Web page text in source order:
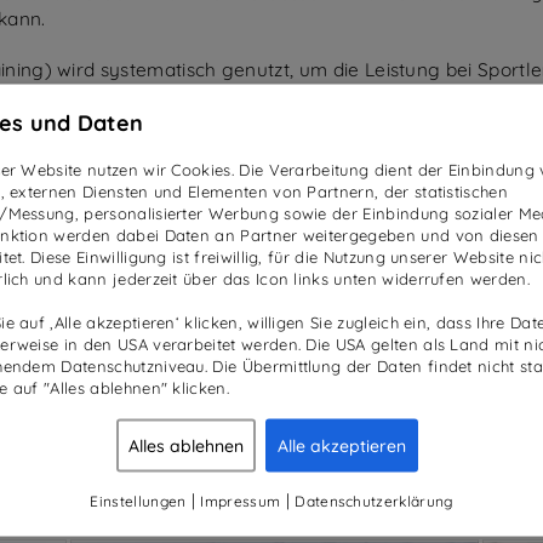
wird systematisch genutzt, um die Leistung bei
Höhentraining ist bei Spitzensportlern eine bewährte
reduziertem Sauerstoff auch normalen Menschen bei
Höhentrainingslager aufzusuchen, ist
ersten Stunde des Höhentrainings wird von den Nieren
Stresserkrankungen, wie z.B. die chronische
und dem herbeigeführten Stress umzugehen, und
erlaubt ein künstliches Höhentraining bis ca.
und Daten
Website nutzen wir Cookies. Die Verarbeitung dient der Einbindung
externen Diensten und Elementen von Partnern, der statistischen
Messung, personalisierter Werbung sowie der Einbindung sozialer
werden dabei Daten an Partner weitergegeben und von diesen
Diese Einwilligung ist freiwillig, für die Nutzung unserer Website
und kann jederzeit über das Icon links unten widerrufen werden.
auf ‚Alle akzeptieren‘ klicken, willigen Sie zugleich ein, dass Ihre
in den USA verarbeitet werden. Die USA gelten als Land mit
Datenschutzniveau. Die Übermittlung der Daten findet nicht
auf "Alles ablehnen" klicken.
Alles ablehnen Alle akzeptieren
Einstellungen | Impressum | Datenschutzerklärung